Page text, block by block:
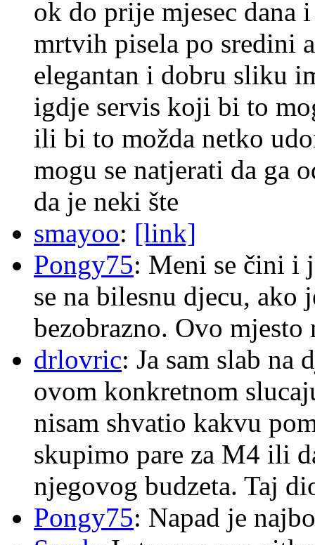
ok do prije mjesec dana
mrtvih pisela po sredini
elegantan i dobru sliku
igdje servis koji bi to
ili bi to možda netko
mogu se natjerati da ga
da je neki šte
smayoo: [link]
Pongy75: Meni se čini i
se na bilesnu djecu, ako
bezobrazno. Ovo
drlovric: Ja sam slab na
ovom konkretnom
nisam shvatio kakvu
skupimo pare za M4 ili
njegovog budzeta. Taj
Pongy75: Napad je